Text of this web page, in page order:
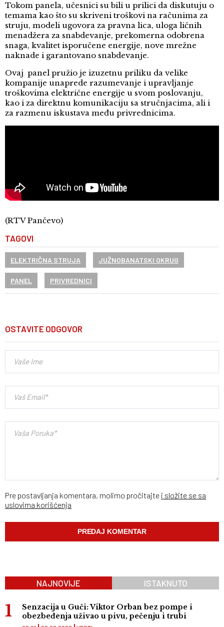
Tokom panela, učesnici su bili u prilici da diskutuju o
temama kao što su skriveni troškovi na računima za
struju, modeli ugovora za pravna lica, uloga ličnih
menadžera za snabdevanje, prekomerna odobrena
snaga, kvalitet isporučene energije, nove mrežne
naknade i garantovano snabdevanje.
Ovaj panel pružio je izuzetnu priliku da velike
kompanije unaprede razumevanje i upravljanje
troškovima električne energije u svom poslovanju,
kao i za direktnu komunikaciju sa stručnjacima, ali i
za razmenu iskustava među privrednicima.
(RTV Pančevo)
TAGOVI
ELEKTRIČNA STRUJA JUŽNOBANATSKI OKRUG
PANEL PRIVREDNICI
OSTAVITE ODGOVOR
Pre postavljanja komentara, molimo pročitajte i složite se sa
uslovima korišćenja
NAJNOVIJE ISTAKNUTO
Senzacija u Guči: Viktor Orban bez pompe i
obezbeđenja uživao u pivu, pečenju i trubi